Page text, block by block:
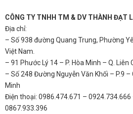
CÔNG TY TNHH TM & DV THÀNH ĐẠT
Địa chỉ:
– Số 938 đường Quang Trung, Phường
Việt Nam.
– 91 Phước Lý 14 – P. Hòa Minh – Q. Liên
– Số 248 Đường Nguyễn Văn Khối – P.9 –
Minh
Điện thoại: 0986.474.671 –
0867.933.396